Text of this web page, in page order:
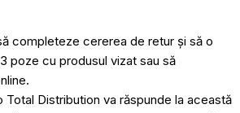
completeze cererea de retur și să o
poze cu produsul vizat sau să
Total Distribution va răspunde la această